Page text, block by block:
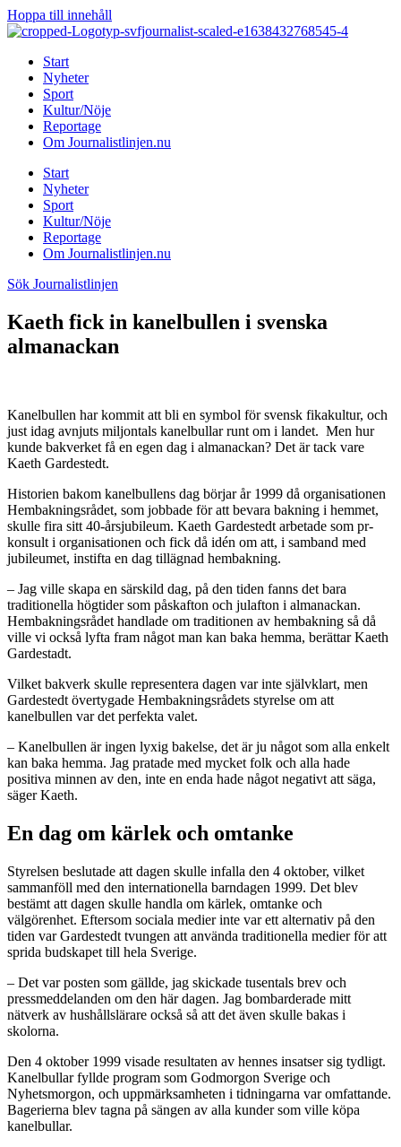
Hoppa till innehåll
Start
Nyheter
Sport
Kultur/Nöje
Reportage
Om Journalistlinjen.nu
Start
Nyheter
Sport
Kultur/Nöje
Reportage
Om Journalistlinjen.nu
Sök Journalistlinjen
Kaeth fick in kanelbullen i svenska
almanackan
Kanelbullen har kommit att bli en symbol för svensk fikakultur, och
just idag avnjuts miljontals kanelbullar runt om i landet. Men hur
kunde bakverket få en egen dag i almanackan? Det är tack vare
Kaeth Gardestedt.
Historien bakom kanelbullens dag börjar år 1999 då organisationen
Hembakningsrådet, som jobbade för att bevara bakning i hemmet,
skulle fira sitt 40-årsjubileum. Kaeth Gardestedt arbetade som pr-
konsult i organisationen och fick då idén om att, i samband med
jubileumet, instifta en dag tillägnad hembakning.
– Jag ville skapa en särskild dag, på den tiden fanns det bara
traditionella högtider som påskafton och julafton i almanackan.
Hembakningsrådet handlade om traditionen av hembakning så då
ville vi också lyfta fram något man kan baka hemma, berättar Kaeth
Gardestadt.
Vilket bakverk skulle representera dagen var inte självklart, men
Gardestedt övertygade Hembakningsrådets styrelse om att
kanelbullen var det perfekta valet.
– Kanelbullen är ingen lyxig bakelse, det är ju något som alla enkelt
kan baka hemma. Jag pratade med mycket folk och alla hade
positiva minnen av den, inte en enda hade något negativt att säga,
säger Kaeth.
En dag om kärlek och omtanke
Styrelsen beslutade att dagen skulle infalla den 4 oktober, vilket
sammanföll med den internationella barndagen 1999. Det blev
bestämt att dagen skulle handla om kärlek, omtanke och
välgörenhet. Eftersom sociala medier inte var ett alternativ på den
tiden var Gardestedt tvungen att använda traditionella medier för att
sprida budskapet till hela Sverige.
– Det var posten som gällde, jag skickade tusentals brev och
pressmeddelanden om den här dagen. Jag bombarderade mitt
nätverk av hushållslärare också så att det även skulle bakas i
skolorna.
Den 4 oktober 1999 visade resultaten av hennes insatser sig tydligt.
Kanelbullar fyllde program som Godmorgon Sverige och
Nyhetsmorgon, och uppmärksamheten i tidningarna var omfattande.
Bagerierna blev tagna på sängen av alla kunder som ville köpa
kanelbullar.